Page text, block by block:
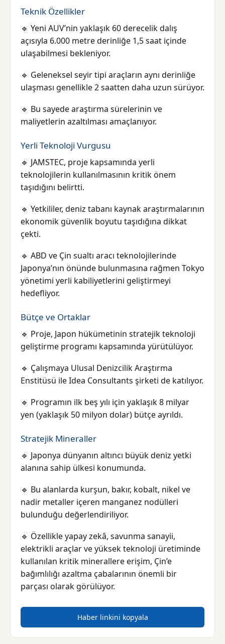
Teknik Özellikler
🔹 Yeni AUV’nin yaklaşık 60 derecelik dalış
açısıyla 6.000 metre derinliğe 1,5 saat içinde
ulaşabilmesi bekleniyor.
🔹 Geleneksel seyir tipi araçların aynı derinliğe
ulaşması genellikle 2 saatten daha uzun sürüyor.
🔹 Bu sayede araştırma sürelerinin ve
maliyetlerin azaltılması amaçlanıyor.
Yerli Teknoloji Vurgusu
🔹 JAMSTEC, proje kapsamında yerli
teknolojilerin kullanılmasının kritik önem
taşıdığını belirtti.
🔹 Yetkililer, deniz tabanı kaynak araştırmalarının
ekonomik güvenlik boyutu taşıdığına dikkat
çekti.
🔹 ABD ve Çin sualtı aracı teknolojilerinde
Japonya’nın önünde bulunmasına rağmen Tokyo
yönetimi yerli kabiliyetlerini geliştirmeyi
hedefliyor.
Bütçe ve Ortaklar
🔹 Proje, Japon hükümetinin stratejik teknoloji
geliştirme programı kapsamında yürütülüyor.
🔹 Çalışmaya Ulusal Denizcilik Araştırma
Enstitüsü ile Idea Consultants şirketi de katılıyor.
🔹 Programın ilk beş yılı için yaklaşık 8 milyar
yen (yaklaşık 50 milyon dolar) bütçe ayrıldı.
Stratejik Mineraller
🔹 Japonya dünyanın altıncı büyük deniz yetki
alanına sahip ülkesi konumunda.
🔹 Bu alanlarda kurşun, bakır, kobalt, nikel ve
nadir metaller içeren manganez nodülleri
bulunduğu değerlendiriliyor.
🔹 Özellikle yapay zekâ, savunma sanayii,
elektrikli araçlar ve yüksek teknoloji üretiminde
kullanılan kritik minerallere erişim, Çin’e
bağımlılığı azaltma çabalarının önemli bir
parçası olarak görülüyor.
Haber linkini kopyala